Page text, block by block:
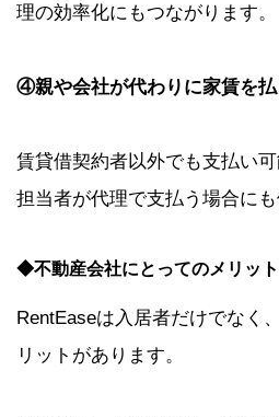
理の効率化にもつながります。
④親や会社が代わりに家賃を
賃貸借契約者以外でも支払い
担当者が代理で支払う場合にも
◆不動産会社にとってのメリット
RentEaseは入居者だけでなく
リットがあります。